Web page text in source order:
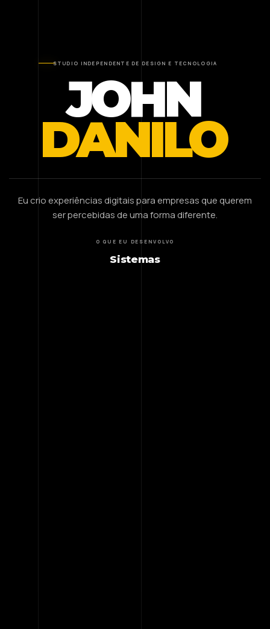
STUDIO INDEPENDENTE DE DESIGN E TECNOLOGIA
JOHN
DANILO
Eu crio experiências digitais para empresas que querem
ser percebidas de uma forma diferente.
O QUE EU DESENVOLVO
Sistemas